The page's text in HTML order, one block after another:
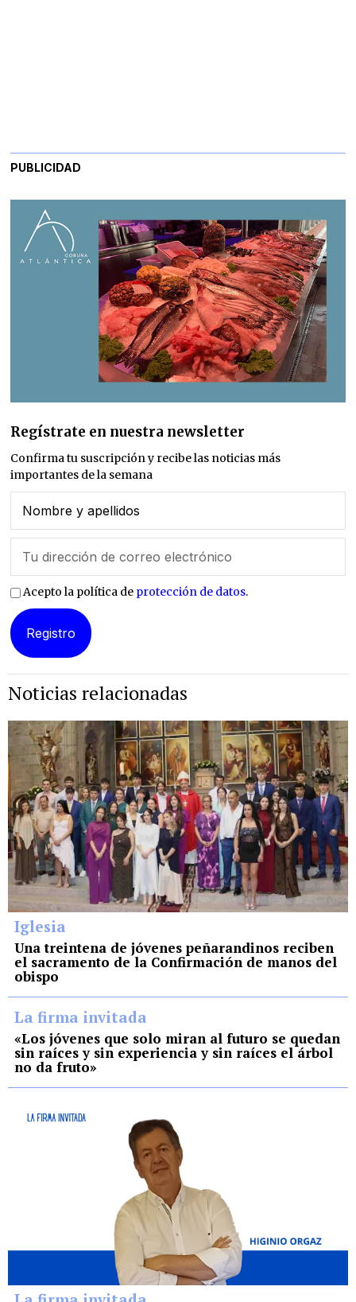
PUBLICIDAD
Regístrate en nuestra newsletter
Confirma tu suscripción y recibe las noticias más
importantes de la semana
Acepto la política de protección de datos.
Noticias relacionadas
Iglesia
Una treintena de jóvenes peñarandinos reciben
el sacramento de la Confirmación de manos del
obispo
La firma invitada
«Los jóvenes que solo miran al futuro se quedan
sin raíces y sin experiencia y sin raíces el árbol
no da fruto»